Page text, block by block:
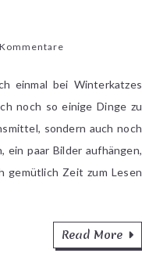
Herbstlesen]
einmal bei Winterkatzes
noch so einige Dinge zu
sondern auch noch
ein paar Bilder aufhängen,
gemütlich Zeit zum Lesen
Read More